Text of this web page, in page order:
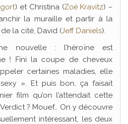
) et Christina (Zoë Kravitz) –
la muraille et partir à la
la cité, David (Jeff Daniels).
nouvelle : l’héroïne est
! Fini la coupe de cheveux
certaines maladies, elle
». Et puis bon, ça faisait
film qu’on l’attendait cette
? Mouef… On y découvre
intéressant, les deux